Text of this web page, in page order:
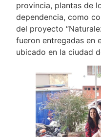
provincia, plantas de
dependencia, como
del proyecto
fueron entregadas en
ubicado en la ciudad